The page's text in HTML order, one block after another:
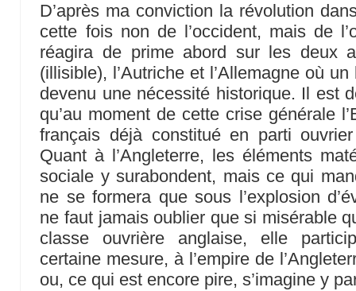
D’après ma conviction la révolution
cette fois non de l’occident, mais de
réagira de prime abord sur les deux
(illisible), l’Autriche et l’Allemagne où
devenu une nécessité historique. Il est
qu’au moment de cette crise générale
français déjà constitué en parti
Quant à l’Angleterre, les éléments
sociale y surabondent, mais ce qui
ne se formera que sous l’explosion
ne faut jamais oublier que si misérable
classe ouvrière anglaise, elle
certaine mesure, à l’empire de
ou, ce qui est encore pire, s’imagine y